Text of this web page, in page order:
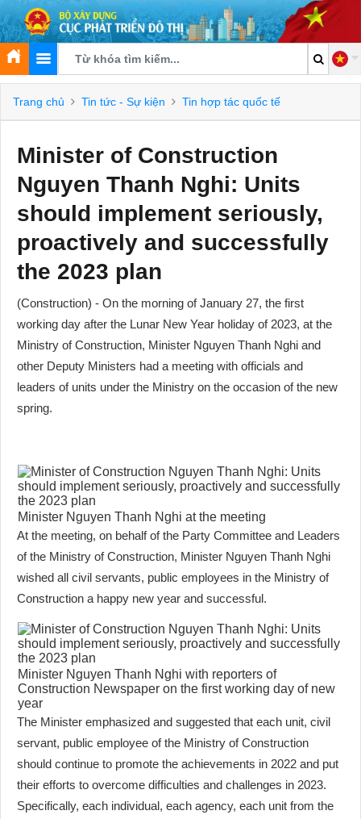
Trang chủ Tin tức - Sự kiện Tin hợp tác quốc tế
Minister of Construction
Nguyen Thanh Nghi: Units
should implement seriously,
proactively and successfully
the 2023 plan
(Construction) - On the morning of January 27, the first
working day after the Lunar New Year holiday of 2023, at the
Ministry of Construction, Minister Nguyen Thanh Nghi and
other Deputy Ministers had a meeting with officials and
leaders of units under the Ministry on the occasion of the new
spring.
Minister Nguyen Thanh Nghi at the meeting
At the meeting, on behalf of the Party Committee and Leaders
of the Ministry of Construction, Minister Nguyen Thanh Nghi
wished all civil servants, public employees in the Ministry of
Construction a happy new year and successful.
Minister Nguyen Thanh Nghi with reporters of
Construction Newspaper on the first working day of new
year
The Minister emphasized and suggested that each unit, civil
servant, public employee of the Ministry of Construction
should continue to promote the achievements in 2022 and put
their efforts to overcome difficulties and challenges in 2023.
Specifically, each individual, each agency, each unit from the